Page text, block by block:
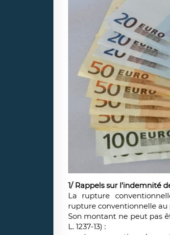
1/ Rappels sur l’indemnité
La rupture
rupture conventionnelle au
Son montant ne peut pas
L. 1237-13) :